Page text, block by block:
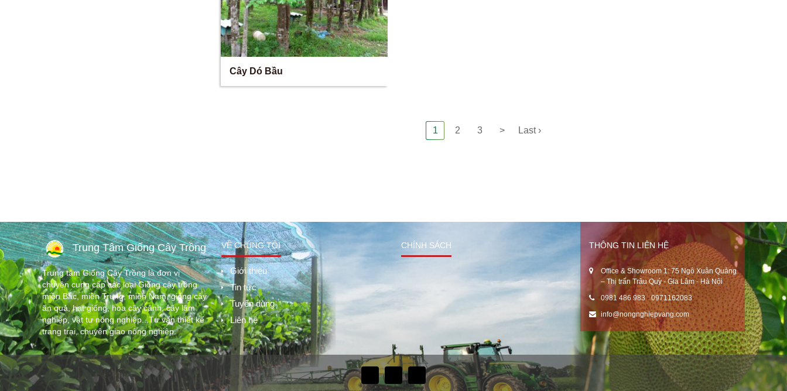
Cây Dó Bầu
1 2 3 > Last ›
Trung Tâm Giống Cây Trồng
Trung tâm Giống Cây Trồng là đơn vị
chuyên cung cấp các loại Giống cây trồng
miền Bắc, miền Trung, miền Nam, giống cây
ăn quả, hạt giống, hoa cây cảnh, cây lâm
nghiệp, vật tư nông nghiệp...Tư vấn thiết kế
trang trại, chuyên giao nông nghiệp.
VỀ CHÚNG TÔI
Giới thiệu
Tin tức
Tuyển dụng
Liên hệ
CHÍNH SÁCH THÔNG TIN LIÊN HỆ
Office & Showroom 1: 75 Ngô Xuân Quảng
– Thị trấn Trâu Quỳ - Gia Lâm - Hà Nội
0981 486 983-0971162083
info@nongnghiepvang.com